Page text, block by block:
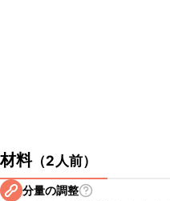
材料（2人前）
分量の調整